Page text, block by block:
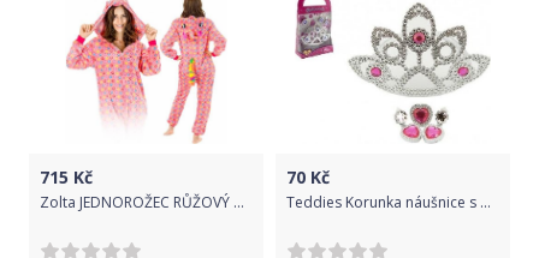
715 Kč
Zolta JEDNOROŽEC RŮŽOVÝ HVĚZDY KIGURUMI ONESIE TEPLÁKY PYŽAMO KOMBINÉZA KIGU S
70 Kč
Teddies Korunka náušnice s doplňky plast v krabičce 16x29x7cm karneval